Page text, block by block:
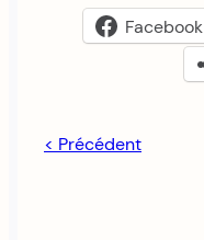
Facebook
< Précédent